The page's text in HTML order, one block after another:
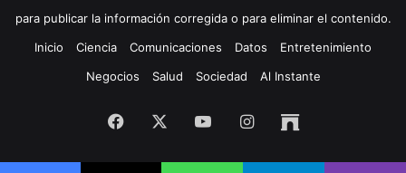
para publicar la información corregida o para eliminar el contenido.
Inicio
Ciencia Comunicaciones Datos
Entretenimiento
Negocios
Salud Sociedad Al Instante
Facebook YouTubeInstagramArchive